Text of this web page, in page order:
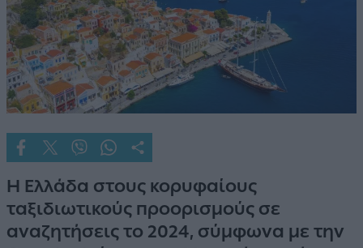
Η Ελλάδα στους κορυφαίους
ταξιδιωτικούς προορισμούς σε
αναζητήσεις το 2024, σύμφωνα με την